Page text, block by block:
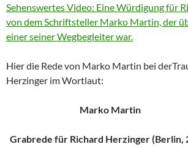
Sehenswertes Video: Eine Würdigung für
von dem Schriftsteller Marko Martin, der
einer seiner Wegbegleiter war.
Hier die Rede von Marko Martin bei
Herzinger im Wortlaut:
Marko Martin
Grabrede für Richard Herzinger (Berlin,